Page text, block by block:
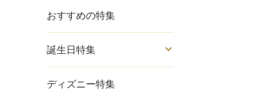
おすすめの特集
誕生日特集
ディズニー特集